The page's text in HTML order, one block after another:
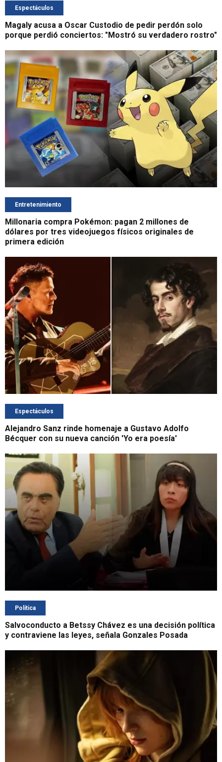
Espectáculos
Magaly acusa a Oscar Custodio de pedir perdón solo
porque perdió conciertos: "Mostró su verdadero rostro"
Entretenimiento
Millonaria compra Pokémon: pagan 2 millones de
dólares por tres videojuegos físicos originales de
primera edición
Espectáculos
Alejandro Sanz rinde homenaje a Gustavo Adolfo
Bécquer con su nueva canción 'Yo era poesía'
Política
Salvoconducto a Betssy Chávez es una decisión política
y contraviene las leyes, señala Gonzales Posada